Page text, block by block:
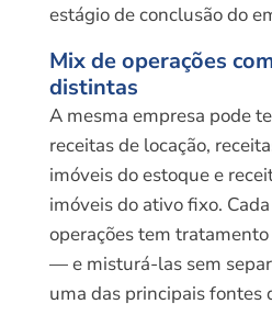
estágio de conclusão do
Mix de operações
distintas
A mesma empresa pode
receitas de locação,
imóveis do estoque e
imóveis do ativo fixo.
operações tem
— e misturá-las sem
uma das principais fontes